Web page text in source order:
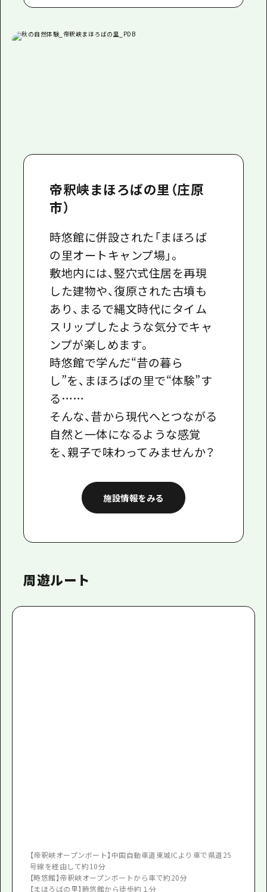
帝釈峡まほろばの里（庄原
市）
時悠館に併設された「まほろば
の里オートキャンプ場」。
敷地内には、竪穴式住居を再現
した建物や、復原された古墳も
あり、まるで縄文時代にタイム
スリップしたような気分でキャ
ンプが楽しめます。
時悠館で学んだ“昔の暮ら
し”を、まほろばの里で“体験”す
る……
そんな、昔から現代へとつながる
自然と一体になるような感覚
を、親子で味わってみませんか？
施設情報をみる
周遊ルート
【帝釈峡オープンボート】中国自動車道東城ICより車で県道25
号線を経由して約10分
【時悠館】帝釈峡オープンボートから車で約20分
【まほろばの里】時悠館から徒歩約１分